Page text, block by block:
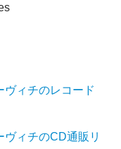
ヴィチのレコード
ヴィチのCD通販リ